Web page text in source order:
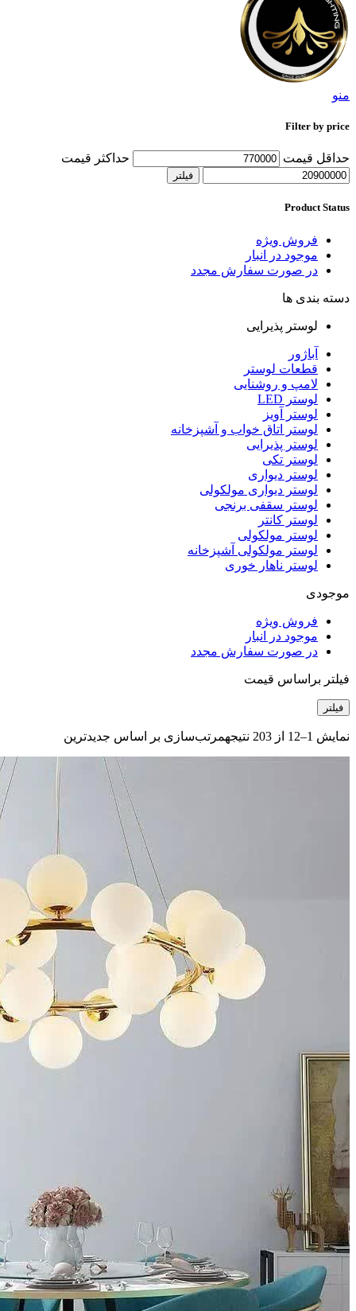
منو
Filter by price
حداقل قیمت حداکثر قیمت
فیلتر
Product Status
فروش ویژه
موجود در انبار
در صورت سفارش مجدد
دسته بندی ها
لوستر پذیرایی
آباژور
قطعات لوستر
لامپ و روشنایی
لوستر LED
لوستر آویز
لوستر اتاق خواب و آشپزخانه
لوستر پذیرایی
لوستر تکی
لوستر دیواری
لوستر دیواری مولکولی
لوستر سقفی برنجی
لوستر کانتر
لوستر مولکولی
لوستر مولکولی آشپزخانه
لوستر ناهار خوری
موجودی
فروش ویژه
موجود در انبار
در صورت سفارش مجدد
فیلتر براساس قیمت
فیلتر
نمایش 1–12 از 203 نتیجه مرتب‌سازی بر اساس جدیدترین